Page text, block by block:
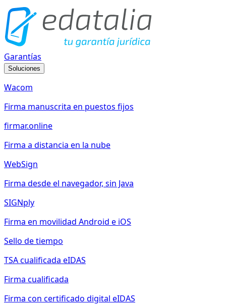
Garantías
Soluciones
Wacom
Firma manuscrita en puestos fijos
firmar.online
Firma a distancia en la nube
WebSign
Firma desde el navegador, sin Java
SIGNply
Firma en movilidad Android e iOS
Sello de tiempo
TSA cualificada eIDAS
Firma cualificada
Firma con certificado digital eIDAS